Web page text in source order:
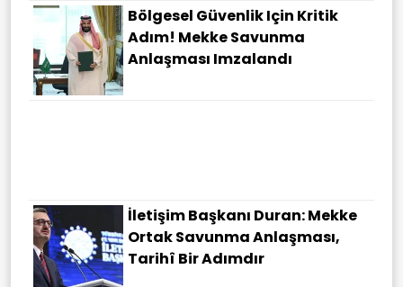
Bölgesel Güvenlik Için Kritik
Adım! Mekke Savunma
Anlaşması Imzalandı
İletişim Başkanı Duran: Mekke
Ortak Savunma Anlaşması,
Tarihî Bir Adımdır